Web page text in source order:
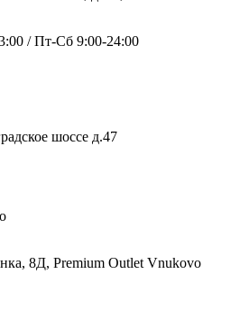
/ Пт-Сб 9:00-24:00
шоссе д.47
8Д, Premium Outlet Vnukovo